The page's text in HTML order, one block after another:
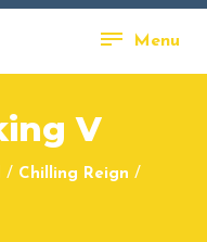
Menu
V
/ Chilling Reign /